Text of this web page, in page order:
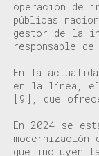
operación de
públicas
gestor de la
responsable
En la
en la línea, el
[9] , que
En 2024 se
que incluyen